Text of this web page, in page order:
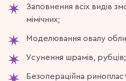
Заповнення всіх видів
мімічних;
Моделювання овалу
Усунення шрамів, рубців;
Безопераційна